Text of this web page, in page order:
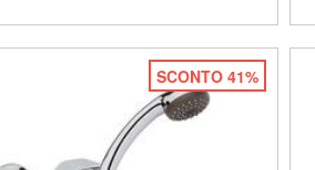
SCONTO 41%